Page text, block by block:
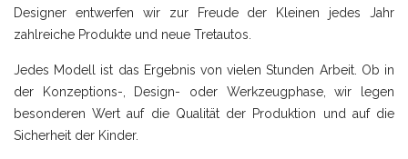
Designer entwerfen wir zur Freude der Kleinen jedes Jahr
zahlreiche Produkte und neue Tretautos.
Jedes Modell ist das Ergebnis von vielen Stunden Arbeit. Ob in
der Konzeptions-, Design- oder Werkzeugphase, wir legen
besonderen Wert auf die Qualität der Produktion und auf die
Sicherheit der Kinder.